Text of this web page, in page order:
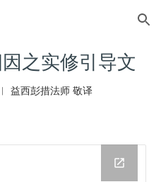
Skip to navigation
之实修引导文
益西彭措法师 敬译